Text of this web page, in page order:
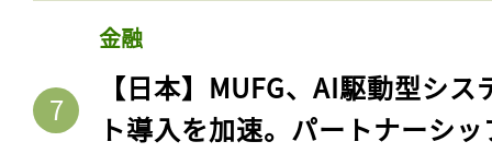
金融
【日本】MUFG、AI駆動型シ
ト導入を加速。パートナーシ